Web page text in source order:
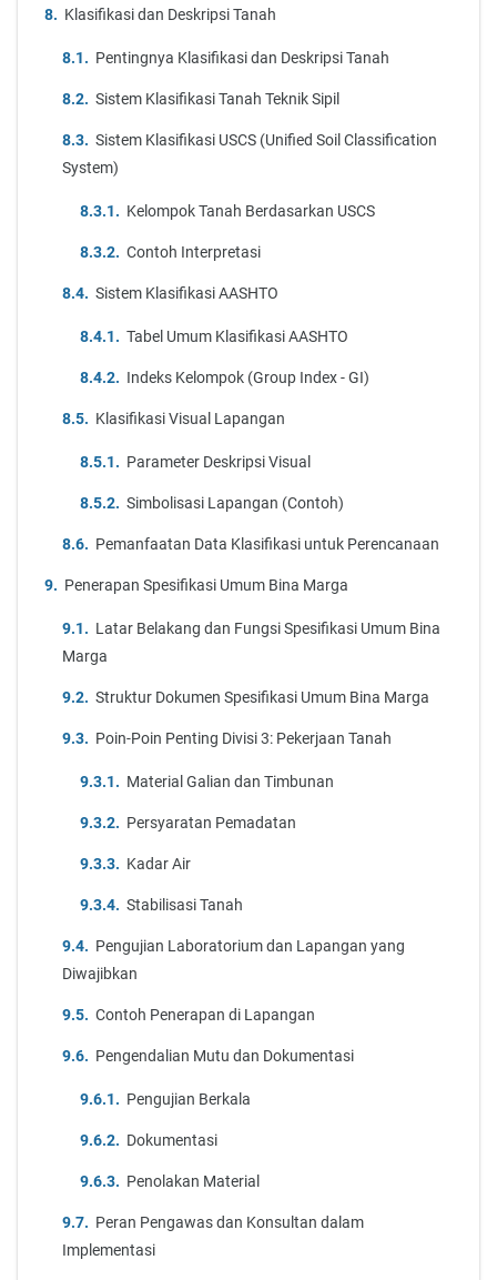
Klasifikasi dan Deskripsi Tanah
Pentingnya Klasifikasi dan Deskripsi Tanah
Sistem Klasifikasi Tanah Teknik Sipil
Sistem Klasifikasi USCS (Unified Soil Classification
System)
Kelompok Tanah Berdasarkan USCS
Contoh Interpretasi
Sistem Klasifikasi AASHTO
Tabel Umum Klasifikasi AASHTO
Indeks Kelompok (Group Index - GI)
Klasifikasi Visual Lapangan
Parameter Deskripsi Visual
Simbolisasi Lapangan (Contoh)
Pemanfaatan Data Klasifikasi untuk Perencanaan
Penerapan Spesifikasi Umum Bina Marga
Latar Belakang dan Fungsi Spesifikasi Umum Bina
Marga
Struktur Dokumen Spesifikasi Umum Bina Marga
Poin-Poin Penting Divisi 3: Pekerjaan Tanah
Material Galian dan Timbunan
Persyaratan Pemadatan
Kadar Air
Stabilisasi Tanah
Pengujian Laboratorium dan Lapangan yang
Diwajibkan
Contoh Penerapan di Lapangan
Pengendalian Mutu dan Dokumentasi
Pengujian Berkala
Dokumentasi
Penolakan Material
Peran Pengawas dan Konsultan dalam
Implementasi